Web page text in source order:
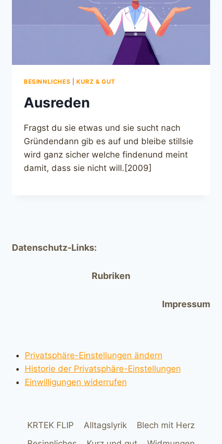
BESINNLICHES KURZ & GUT
Ausreden
Fragst du sie etwas und sie sucht nach
Gründendann gib es auf und bleibe stillsie
wird ganz sicher welche findenund meint
damit, dass sie nicht will.[2009]
Datenschutz-Links:
Rubriken
Impressum
Privatsphäre-Einstellungen ändern
Historie der Privatsphäre-Einstellungen
Einwilligungen widerrufen
KRTEK FLIP Alltagslyrik
Blech mit Herz